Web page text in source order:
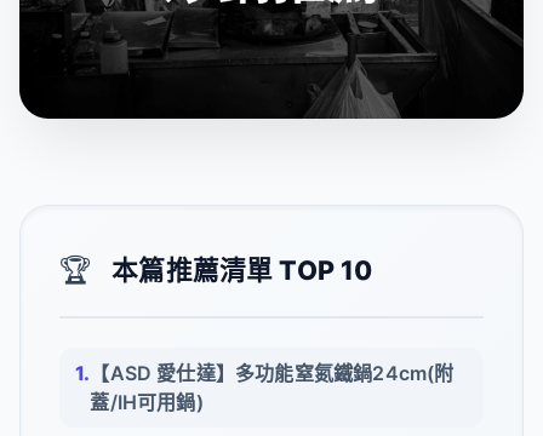
🏆 本篇推薦清單 TOP 10
【ASD 愛仕達】多功能窒氮鐵鍋24cm(附
蓋/IH可用鍋)